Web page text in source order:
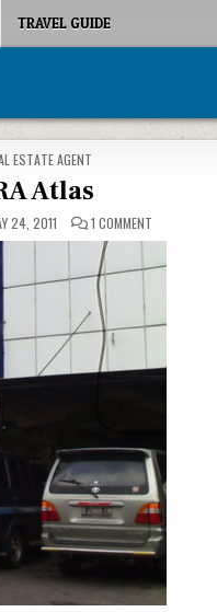
TRAVEL GUIDE
IN
ESTATE AGENT
Atlas
24, 2011 1 COMMENT